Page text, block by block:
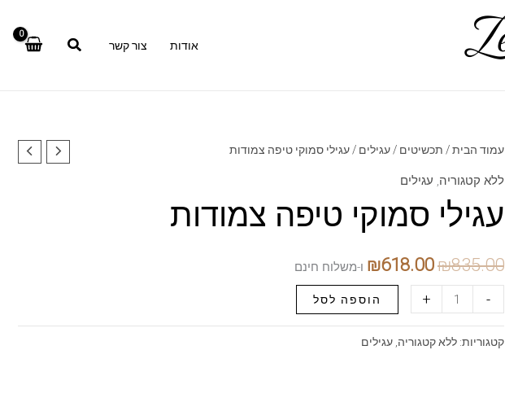
אודות צור קשר
עמוד הבית/ תכשיטים / עגילים / עגילי סמוקי טיפה צמודות
ללא קטגוריה, עגילים
עגילי סמוקי טיפה צמודות
₪835.00
המחיר
המקורי
היה:
₪618.00
המחיר
הנוכחי
הוא:
ו-משלוח חינם
-
של
עגילי
+ הוספה לסל
קטגוריות: ללא קטגוריה עגילים